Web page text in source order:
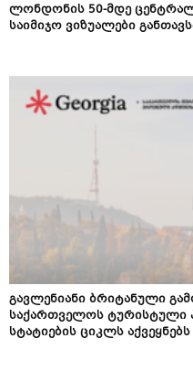
ლონდონის 50-მდე
საიმიჯო ვიზუალები
გავლენიანი ბრიტანული
საქართველოს ტურისტული
სტატიების ციკლს აქვეყნებს